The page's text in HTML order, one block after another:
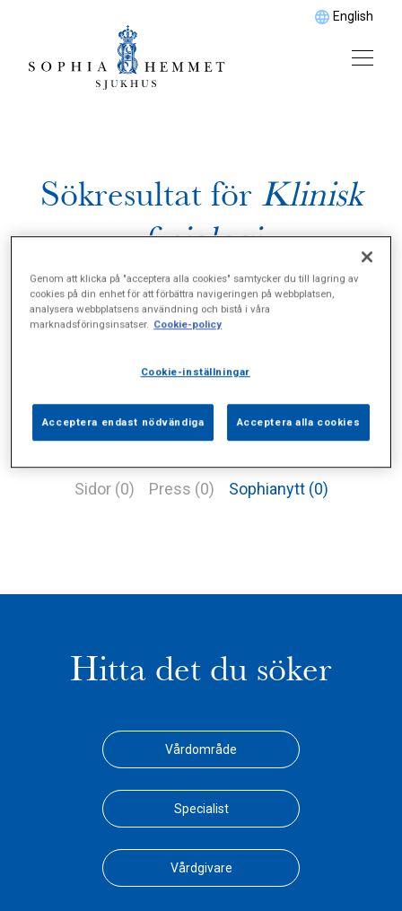
English
Sökresultat för Klinisk
fysiologi
Sidor (0) Press (0) Sophianytt (0)
Hitta det du söker
Vårdområde
Specialist
Vårdgivare
Genom att klicka på "acceptera alla cookies" samtycker du till lagring av
cookies på din enhet för att förbättra navigeringen på webbplatsen,
analysera webbplatsens användning och bistå i våra
marknadsföringsinsatser. Cookie-policy
Cookie-inställningar
Acceptera endast nödvändiga Acceptera alla cookies